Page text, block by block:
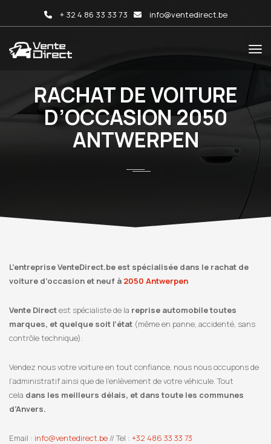
+ 32 4 86 33 33 73 info@ventedirect.be
RACHAT DE VOITURE
D’OCCASION 2050
ANTWERPEN
L’entreprise VenteDirect.be est spécialisée dans le rachat de
voiture d’occasion et neuf à 2050 Antwerpen
Vente Directest spécialiste de la reprise automobile toutes
marques, et quelque soit l’état (même en panne, accidenté, sans
contrôle technique).
Vendez nous votre voiture en tout confiance, nous nous occupons de
l’administratif ainsi que de l’enlèvement de votre véhicule. Tout
cela dans les meilleurs délais, et dans toute les communes
d’Anvers.
Email : info@ventedirect.be // Tel : +32 486 33 33 73